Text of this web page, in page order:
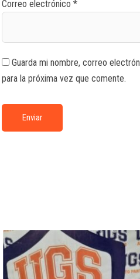
Correo electrónico*
Guarda mi nombre, correo
para la próxima vez que comente.